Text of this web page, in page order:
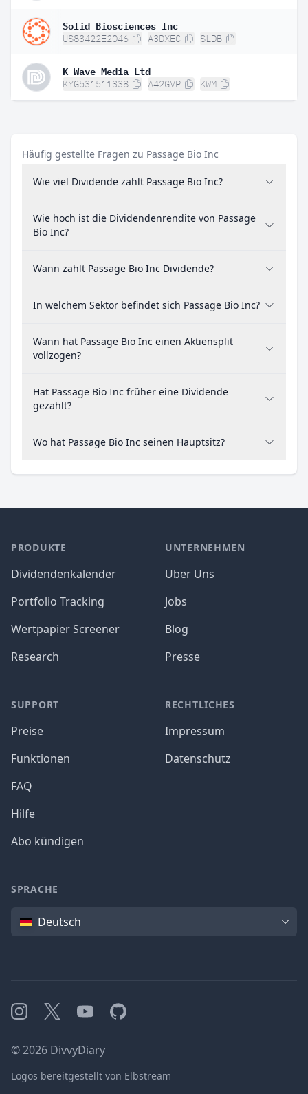
Solid Biosciences Inc
US83422E2046 A3DXEC SLDB
K Wave Media Ltd
KYG531511338 A42GVP KWM
Häufig gestellte Fragen zu Passage Bio Inc
Wie viel Dividende zahlt Passage Bio Inc?
Wie hoch ist die Dividendenrendite von Passage
Bio Inc?
Wann zahlt Passage Bio Inc Dividende?
In welchem Sektor befindet sich Passage Bio Inc?
Wann hat Passage Bio Inc einen Aktiensplit
vollzogen?
Hat Passage Bio Inc früher eine Dividende
gezahlt?
Wo hat Passage Bio Inc seinen Hauptsitz?
PRODUKTE
Dividendenkalender
Portfolio Tracking
Wertpapier Screener
Research
SUPPORT
Preise
Funktionen
FAQ
Hilfe
Abo kündigen
UNTERNEHMEN
Über Uns
Jobs
Blog
Presse
RECHTLICHES
Impressum
Datenschutz
SPRACHE
SpracheDeutsch
Instagram
X YouTubeGitHub
©2026 DivvyDiary
Logos bereitgestellt von Elbstream